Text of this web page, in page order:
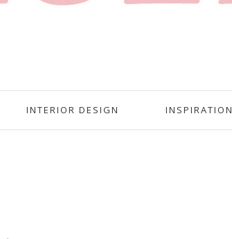
INTERIOR DESIGN INSPIRATION